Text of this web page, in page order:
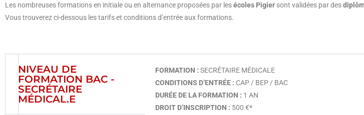
Les nombreusesformations en initialeou en alternance proposées par lesécoles Pigier sont validées par des
Vous trouverez ci-dessous les tarifs et conditions d’entrée aux formations.
NIVEAU DE
FORMATION BAC -
SECRÉTAIRE
MÉDICAL.E
FORMATION : SECRÉTAIRE MÉDICALE
CONDITIONS D’ENTRÉE : CAP / BEP / BAC
DURÉE DE LA FORMATION : 1 AN
DROIT D’INSCRIPTION : 500 €*